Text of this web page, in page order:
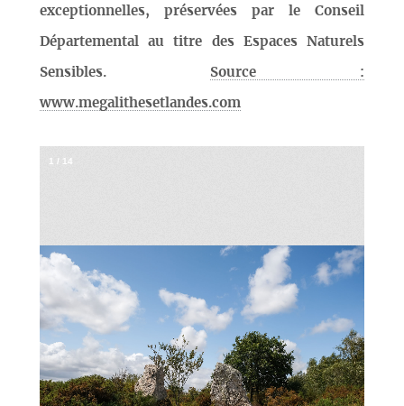
exceptionnelles, préservées par le Conseil
Départemental au titre des Espaces Naturels
Sensibles. Source :
www.megalithesetlandes.com
1 / 14